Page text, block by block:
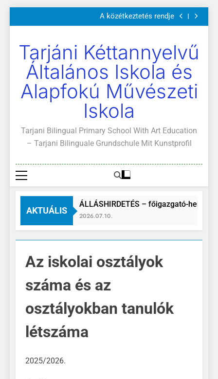
a
Szülői értekezletek 2026. május 04-14.
A közétkeztetés rendje
Kötelező és ajánlott olvasmányok
Szülői értekezletek 2026. május 04-14.
A közétkeztetés rendje
Kötelező és ajánlott olvasmányok
A Mi Világunk!
Tarjáni Kéttannyelvű
Általános Iskola és
Alapfokú Művészeti
Iskola
Tarjani Bilingual Primary School With Art Education
– Tarjani Bilinguale Grundschule Mit Kunstprofil
AKTUÁLIS
ÁLLÁSHIRDETÉS – főigazgató-
2026.07.10.
Az iskolai osztályok
száma és az
osztályokban tanulók
létszáma
2025/2026.